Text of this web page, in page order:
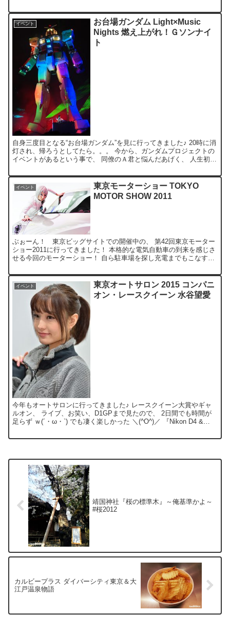
イベント
お台場ガンダム Light×Music
Nights 燃え上がれ！Ｇソンナイ
ト
自身三度目となる“お台場ガンダム”を見に行ってきました♪ 20時に消
灯され、帰ろうとしてたら。。。 今から、ガンダムプロジェクトの
イベントがあるという事で、 同僚のＡ君と悩んだあげく、 人生初の
イベント
東京モーターショー TOKYO
MOTOR SHOW 2011
ぶぉーん！ 東京ビッグサイトでの開催中の、 第42回東京モーター
ショー2011に行ってきました！ 本格的な電気自動車の到来を感じさ
せる今回のモーターショー！ 自ら駐車場を探し充電までもこなす日
イベント
東京オートサロン 2015 コンパニ
オン・レースクイーン 水谷望愛
今年もオートサロンに行ってきました♪ レースクイーン大賞やギャ
ルオン、 ライブ、お笑い、D1GPまで見たので、 2日間でも時間が
足らず ｗ(´・ω・`) でも凄く楽しかった ＼(^O^)／ 『Nikon D4 &
靖国神社『桜の標準木』～俺基準かよ～
#桜2012
カルビープラス ダイバーシティ東京＆大
江戸温泉物語